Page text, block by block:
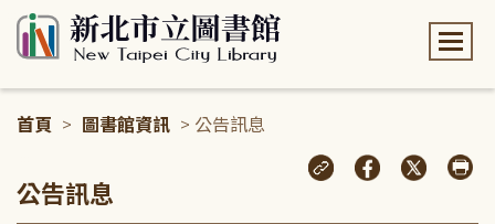
首頁 > 圖書館資訊 > 公告訊息
公告訊息